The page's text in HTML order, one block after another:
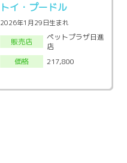
トイ・プードル
2026年1月29日生まれ
販売店
ペットプラザ日進
店
価格
217,800